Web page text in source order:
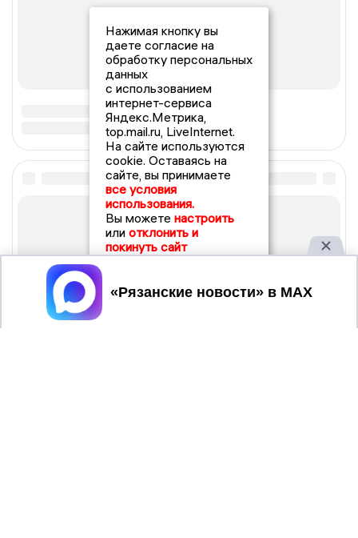
Нажимая кнопку вы
даете согласие на
обработку персональных
данных
с использованием
интернет-сервиса
Яндекс.Метрика,
top.mail.ru, LiveInternet.
На сайте используются
cookie. Оставаясь на
сайте, вы принимаете
все условия
использования.
Вы можете настроить
или отклонить и
покинуть сайт
Принять